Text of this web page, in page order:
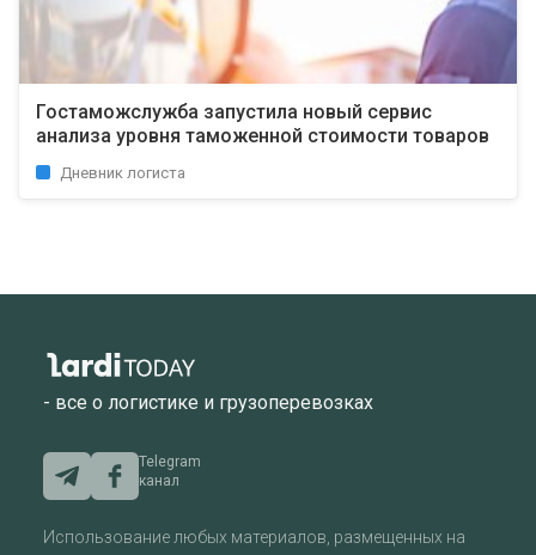
Гостаможслужба запустила новый сервис
анализа уровня таможенной стоимости товаров
Дневник логиста
- все о логистике и грузоперевозках
Telegram
канал
Использование любых материалов, размещенных на